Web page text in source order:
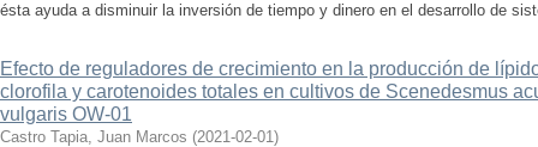
ésta ayuda a disminuir la inversión de tiempo y dinero en el desarrollo de
Efecto de reguladores de crecimiento en la producción de
clorofila y carotenoides totales en cultivos de Scenedesmus
vulgaris OW-01
Castro Tapia, Juan Marcos (2021-02-01)